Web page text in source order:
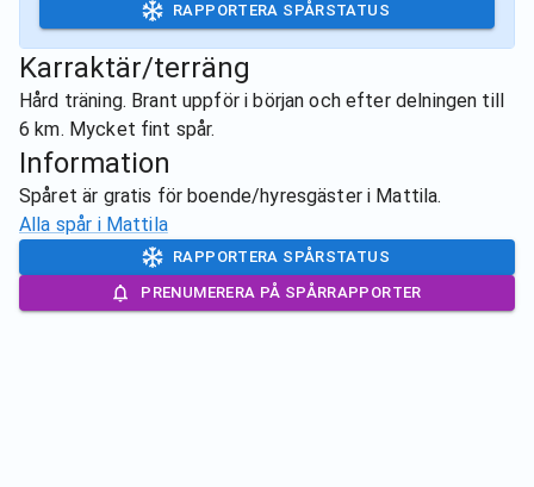
RAPPORTERA SPÅRSTATUS
Karraktär/terräng
Hård träning. Brant uppför i början och efter delningen till
6 km. Mycket fint spår.
Information
Spåret är gratis för boende/hyresgäster i Mattila.
Alla spår i Mattila
RAPPORTERA SPÅRSTATUS
PRENUMERERA PÅ SPÅRRAPPORTER